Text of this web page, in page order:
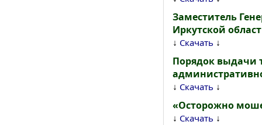
Заместитель
Иркутской
↓ Скачать ↓
Порядок выдачи
↓ Скачать ↓
«Осторожно
↓ Скачать ↓